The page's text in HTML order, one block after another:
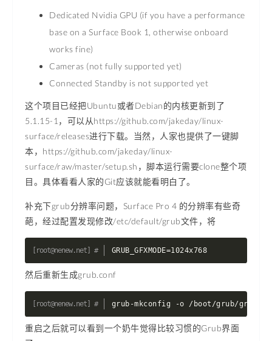
Dedicated Nvidia GPU (if you have a performance
base on a Surface Book 1, otherwise onboard
works fine)
Cameras (not fully supported yet)
Connected Standby is not supported yet
这个项目已经把Ubuntu或者Debian的内核更新到了
5.1.15-1，可以从https://github.com/jakeday/linux-
surface/releases进行下载。当然，人家也提供了一键脚
本，https://github.com/jakeday/linux-
surface/raw/master/setup.sh，脚本运行需要clone整个项
目。具体看看人家的Git应该就能看明白了。
补充下grub分辨率问题，Surface Pro 4 的分辨率有些奇
葩，经过配置发现修改/etc/default/grub文件，将
GRUB_GFXMODE=1024x768
然后重新生成grub.conf
grub-mkconfig -o /boot/grub/
重启之后就可以看到一个奶牛觉得比较习惯的Grub界面